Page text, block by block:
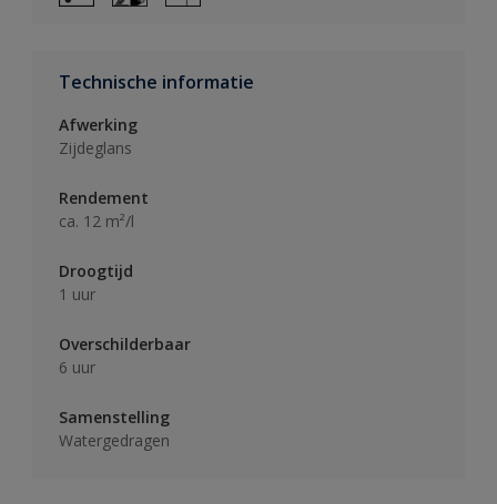
Technische informatie
Afwerking
Zijdeglans
Rendement
ca. 12 m²/l
Droogtijd
1 uur
Overschilderbaar
6 uur
Samenstelling
Watergedragen